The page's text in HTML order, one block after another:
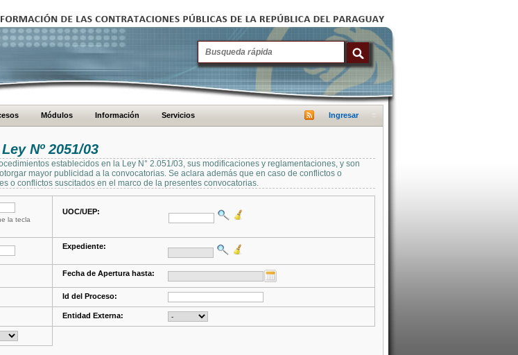
Módulos Información Servicios Ingresar
Nº 2051/03
establecidos en la Ley N° 2.051/03, sus modificaciones y reglamentaciones, y son
mayor publicidad a la convocatorias. Se aclara además que en caso de conflictos o
o conflictos suscitados en el marco de la presentes convocatorias.
la tecla
UOC/UEP:
Expediente:
Fecha de Apertura hasta:
Id del Proceso:
Entidad Externa: